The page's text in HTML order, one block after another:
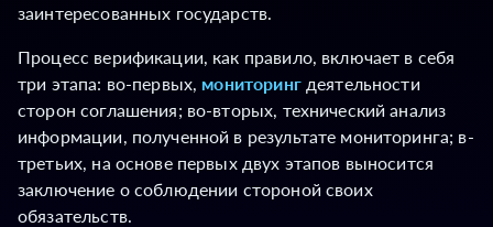
заинтересованных государств.
Процесс верификации, как правило, включает в себя
три этапа: во-первых, мониторингдеятельности
сторон соглашения; во-вторых, технический анализ
информации, полученной в результате мониторинга; в-
третьих, на основе первых двух этапов выносится
заключение о соблюдении стороной своих
обязательств.